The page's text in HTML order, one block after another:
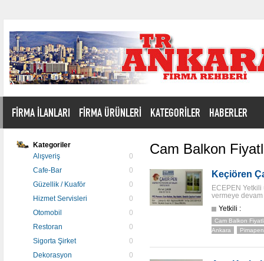
FİRMA İLANLARI FİRMA ÜRÜNLERİ KATEGORİLER HABERLER
Kategoriler
Alışveriş
0
Cafe-Bar
0
Güzellik / Kuaför
0
Hizmet Servisleri
0
Otomobil
0
Restoran
0
Sigorta Şirket
0
Dekorasyon
0
Cam Balkon
Keçiören
ECEPEN Yetkili
vermeye
Yetkili :
Cam Balkon
Ankara